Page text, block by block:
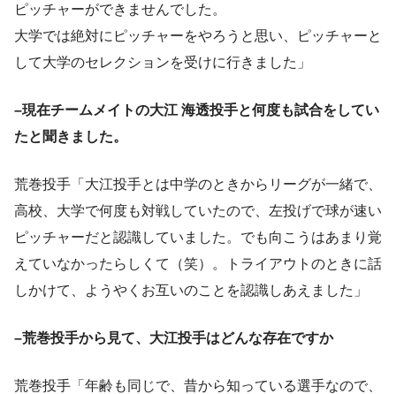
ピッチャーができませんでした。
大学では絶対にピッチャーをやろうと思い、ピッチャーと
して大学のセレクションを受けに行きました」
–現在チームメイトの大江 海透投手と何度も試合をしてい
たと聞きました。
荒巻投手「大江投手とは中学のときからリーグが一緒で、
高校、大学で何度も対戦していたので、左投げで球が速い
ピッチャーだと認識していました。でも向こうはあまり覚
えていなかったらしくて（笑）。トライアウトのときに話
しかけて、ようやくお互いのことを認識しあえました」
–荒巻投手から見て、大江投手はどんな存在ですか
荒巻投手「年齢も同じで、昔から知っている選手なので、